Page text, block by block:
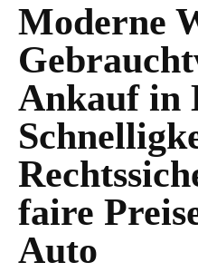
Moderne
Ankauf in
faire
Auto